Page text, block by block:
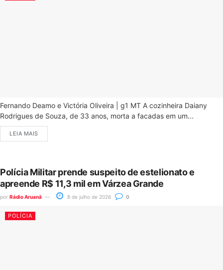
Fernando Deamo e Victória Oliveira | g1 MT A cozinheira Daiany
Rodrigues de Souza, de 33 anos, morta a facadas em um...
LEIA MAIS
Polícia Militar prende suspeito de estelionato e
apreende R$ 11,3 mil em Várzea Grande
por Rádio Aruanã 8 de julho de 2026 0
POLÍCIA